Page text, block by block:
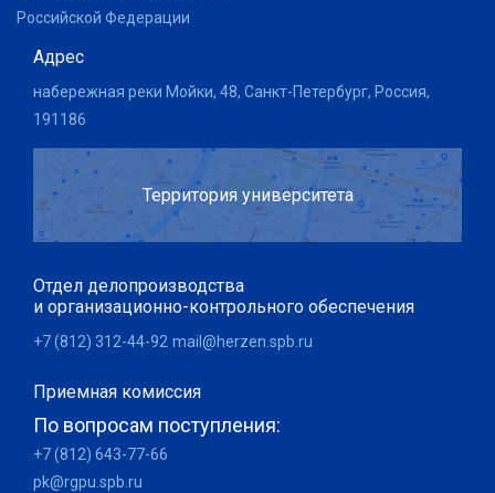
Российской Федерации
Адрес
набережная реки Мойки, 48, Санкт-Петербург, Россия,
191186
Территория университета
Отдел делопроизводства
и организационно-контрольного обеспечения
+7 (812) 312-44-92 mail@herzen.spb.ru
Приемная комиссия
По вопросам поступления:
+7 (812) 643-77-66
pk@rgpu.spb.ru